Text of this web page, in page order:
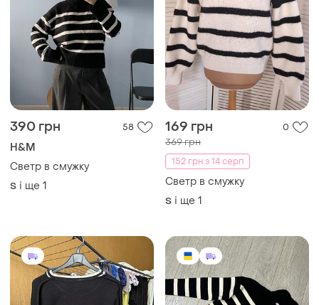
390 грн 58
H&M
Светр в смужку
S і ще 1
169 грн 0
369 грн
152 грн з 14 серп
Светр в смужку
S і ще 1